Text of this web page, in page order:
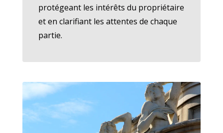
protégeant les intérêts du propriétaire
et en clarifiant les attentes de chaque
partie.